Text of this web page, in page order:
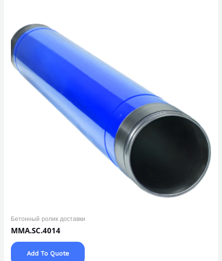
Бетонный ролик доставки
MMA.SC.4014
Add To Quote